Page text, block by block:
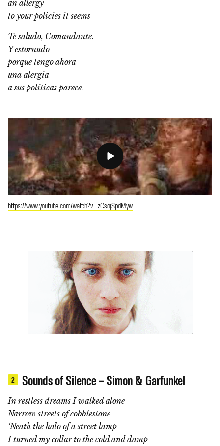
an allergy
to your policies it seems
Te saludo, Comandante.
Y estornudo
porque tengo ahora
una alergia
a sus políticas parece.
https://www.youtube.com/watch?v=zCsojSpdMyw
2 Sounds of Silence – Simon & Garfunkel
In restless dreams I walked alone
Narrow streets of cobblestone
‘Neath the halo of a street lamp
I turned my collar to the cold and damp